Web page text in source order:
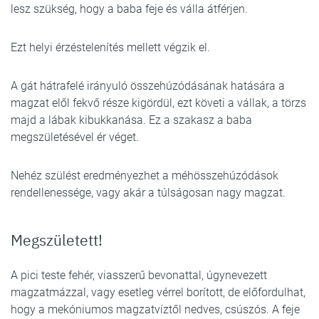
lesz szükség, hogy a baba feje és válla átférjen.
Ezt helyi érzéstelenítés mellett végzik el.
A gát hátrafelé irányuló összehúzódásának hatására a
magzat elől fekvő része kigördül, ezt követi a vállak, a törzs
majd a lábak kibukkanása. Ez a szakasz a baba
megszületésével ér véget.
Nehéz szülést eredményezhet a méhösszehúzódások
rendellenessége, vagy akár a túlságosan nagy magzat.
Megszületett!
A pici teste fehér, viasszerű bevonattal, úgynevezett
magzatmázzal, vagy esetleg vérrel borított, de előfordulhat,
hogy a mekóniumos magzatvíztől nedves, csúszós. A feje